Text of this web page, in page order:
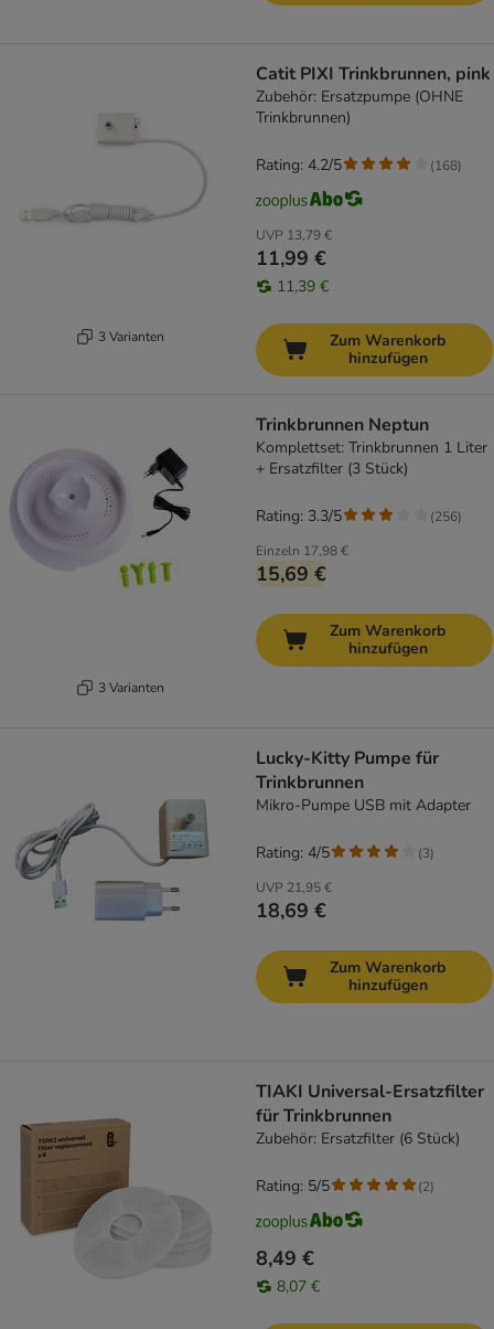
3 Varianten
Catit PIXI Trinkbrunnen, pink
Zubehör: Ersatzpumpe (OHNE
Trinkbrunnen)
UVP 13,79 €
11,99 €
11,39 €
Rating: 4.2/5 (168)
Zum Warenkorb
hinzufügen
3 Varianten
Trinkbrunnen Neptun
Komplettset: Trinkbrunnen 1 Liter
+ Ersatzfilter (3 Stück)
Einzeln 17,98 €
15,69 €
Rating: 3.3/5 (256)
Zum Warenkorb
hinzufügen
Lucky-Kitty Pumpe für
Trinkbrunnen
Mikro-Pumpe USB mit Adapter
UVP 21,95 €
18,69 €
Rating: 4/5 (3)
Zum Warenkorb
hinzufügen
TIAKI Universal-Ersatzfilter
für Trinkbrunnen
Zubehör: Ersatzfilter (6 Stück)
8,49 €
8,07 €
Rating: 5/5 (2)